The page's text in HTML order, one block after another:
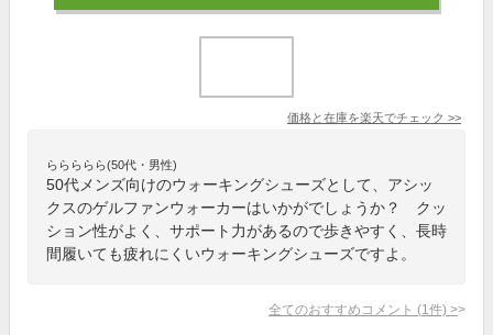
価格と在庫を楽天でチェック >>
ららららら(50代・男性)
50代メンズ向けのウォーキングシューズとして、アシッ
クスのゲルファンウォーカーはいかがでしょうか？ クッ
ション性がよく、サポート力があるので歩きやすく、長時
間履いても疲れにくいウォーキングシューズですよ。
全てのおすすめコメント (1 件) >